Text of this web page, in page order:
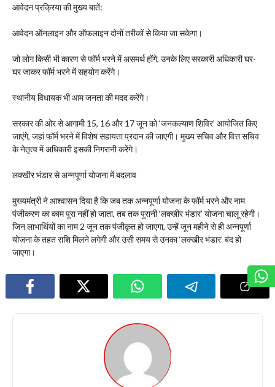
​आवेदन प्रक्रिया की मुख्य बातें:
​आवेदन ऑनलाइन और ऑफलाइन दोनों तरीकों से किया जा सकेगा।
​जो लोग किसी भी कारण से फॉर्म भरने में असमर्थ होंगे, उनके लिए सरकारी अधिकारी घर-
घर जाकर फॉर्म भरने में सहयोग करेंगे।
​स्थानीय विधायक भी आम जनता की मदद करेंगे।
​सरकार की ओर से आगामी 15, 16 और 17 जून को ‘जनकल्याण शिविर’ आयोजित किए
जाएंगे, जहां फॉर्म भरने में विशेष सहायता प्रदान की जाएगी। मुख्य सचिव और वित्त सचिव
के नेतृत्व में अधिकारी इसकी निगरानी करेंगे।
​लक्खीर भंडार से अन्नपूर्णा योजना में बदलाव
मुख्यमंत्री ने आश्वासन दिया है कि जब तक अन्नपूर्णा योजना के फॉर्म भरने और नाम
पंजीकरण का काम पूरा नहीं हो जाता, तब तक पुरानी ‘लक्खीर भंडार’ योजना चालू रहेगी।
जिन लाभार्थियों का नाम 2 जून तक पंजीकृत हो जाएगा, उन्हें जून महीने से ही अन्नपूर्णा
योजना के तहत राशि मिलने लगेगी और उसी समय से उनका ‘लक्खीर भंडार’ बंद हो
जाएगा।